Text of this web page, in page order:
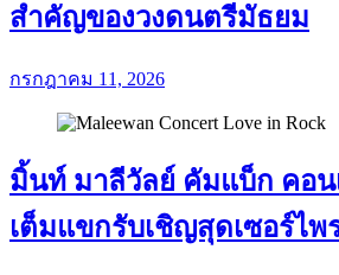
สำคัญของวงดนตรีมัธยม
กรกฎาคม 11, 2026
มิ้นท์ มาลีวัลย์ คัมแบ็ก คอน
เต็มแขกรับเชิญสุดเซอร์ไพ